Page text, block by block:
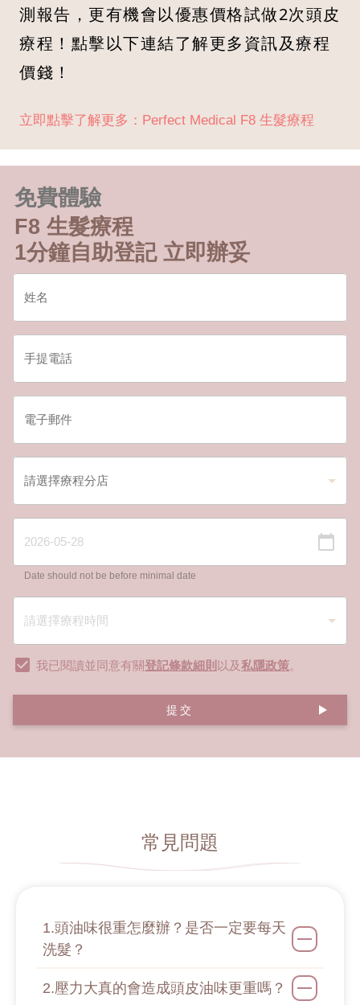
測報告，更有機會以優惠價格試做2次頭皮
療程！點擊以下連結了解更多資訊及療程
價錢！
立即點擊了解更多：Perfect Medical F8 生髮療程
免費體驗
F8 生髮療程
1分鐘自助登記 立即辦妥
Date should not be before minimal date
我已閱讀並同意有關登記條款細則 以及私隱政策。
提交
常見問題
1.頭油味很重怎麼辦？是否一定要每天
洗髮？
2.壓力大真的會造成頭皮油味更重嗎？